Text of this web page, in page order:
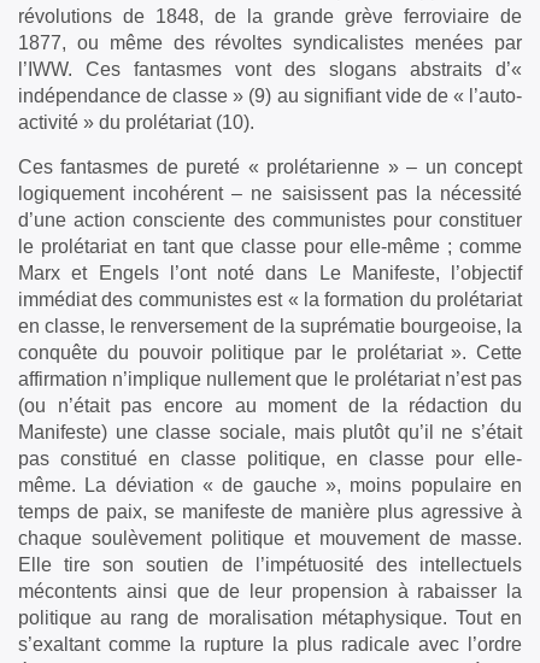
révolutions de 1848, de la grande grève ferroviaire de
1877, ou même des révoltes syndicalistes menées par
l’IWW. Ces fantasmes vont des slogans abstraits d’«
indépendance de classe » (9) au signifiant vide de « l’auto-
activité » du prolétariat (10).
Ces fantasmes de pureté « prolétarienne » – un concept
logiquement incohérent – ne saisissent pas la nécessité
d’une action consciente des communistes pour constituer
le prolétariat en tant que classe pour elle-même ; comme
Marx et Engels l’ont noté dans Le Manifeste, l’objectif
immédiat des communistes est « la formation du prolétariat
en classe, le renversement de la suprématie bourgeoise, la
conquête du pouvoir politique par le prolétariat ». Cette
affirmation n’implique nullement que le prolétariat n’est pas
(ou n’était pas encore au moment de la rédaction du
Manifeste) une classe sociale, mais plutôt qu’il ne s’était
pas constitué en classe politique, en classe pour elle-
même. La déviation « de gauche », moins populaire en
temps de paix, se manifeste de manière plus agressive à
chaque soulèvement politique et mouvement de masse.
Elle tire son soutien de l’impétuosité des intellectuels
mécontents ainsi que de leur propension à rabaisser la
politique au rang de moralisation métaphysique. Tout en
s’exaltant comme la rupture la plus radicale avec l’ordre